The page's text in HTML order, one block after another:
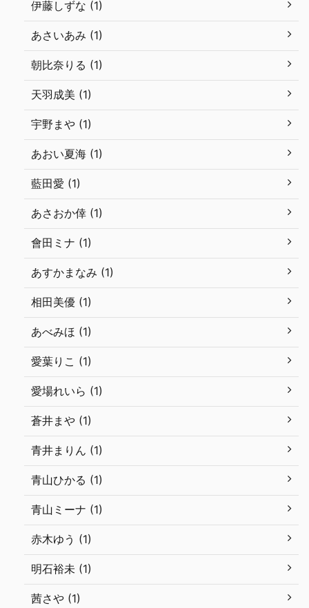
伊藤しずな (1)
あさいあみ (1)
朝比奈りる (1)
天羽成美 (1)
宇野まや (1)
あおい夏海 (1)
藍田愛 (1)
あさおか倖 (1)
會田ミナ (1)
あすかまなみ (1)
相田美優 (1)
あべみほ (1)
愛葉りこ (1)
愛場れいら (1)
蒼井まや (1)
青井まりん (1)
青山ひかる (1)
青山ミーナ (1)
赤木ゆう (1)
明石裕未 (1)
茜さや (1)